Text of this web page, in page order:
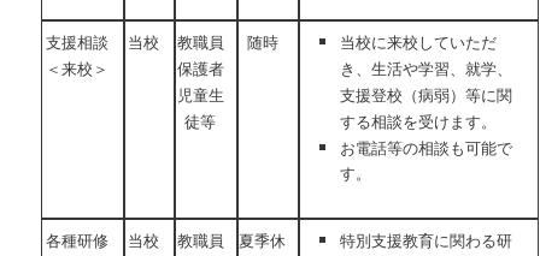
支援相談
＜来校＞
当校
教職員
保護者
児童生
徒等
随時
当校に来校していただ
き、生活や学習、就学、
支援登校（病弱）等に関
する相談を受けます。
お電話等の相談も可能で
す。
各種研修
当校
教職員
夏季休
特別支援教育に関わる研